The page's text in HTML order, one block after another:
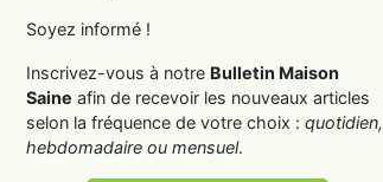
Soyez informé !
Inscrivez-vous à notre Bulletin Maison
Saine afin de recevoir les nouveaux articles
selon la fréquence de votre choix : quotidien,
hebdomadaire ou mensuel.